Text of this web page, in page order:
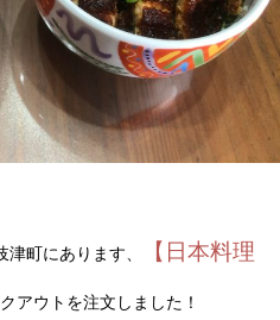
町にあります、
【日本料理
アウトを注文しました！